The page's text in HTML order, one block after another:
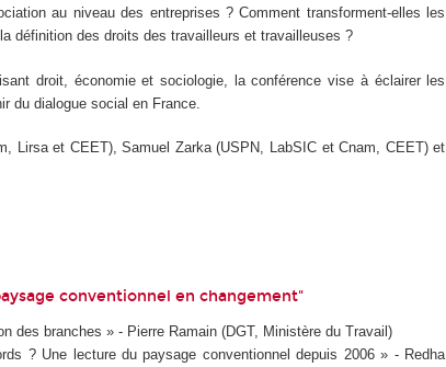
au niveau des entreprises ? Comment transforment-elles les
définition des droits des travailleurs et travailleuses ?
droit, économie et sociologie, la conférence vise à éclairer les
du dialogue social en France.
Lirsa et CEET), Samuel Zarka (USPN, LabSIC et Cnam, CEET) et
conventionnel en changement"
des branches » - Pierre Ramain (DGT, Ministère du Travail)
? Une lecture du paysage conventionnel depuis 2006 » - Redha